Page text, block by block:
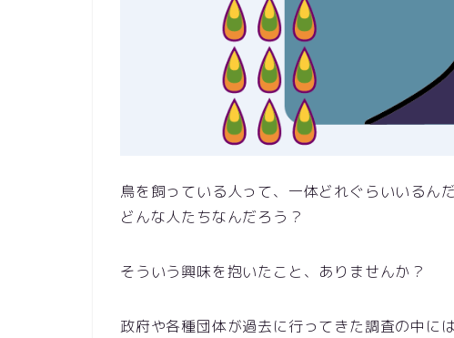
鳥を飼っている人って、一体どれぐらいいるん
どんな人たちなんだろう？
そういう興味を抱いたこと、ありませんか？
政府や各種団体が過去に行ってきた調査の中に